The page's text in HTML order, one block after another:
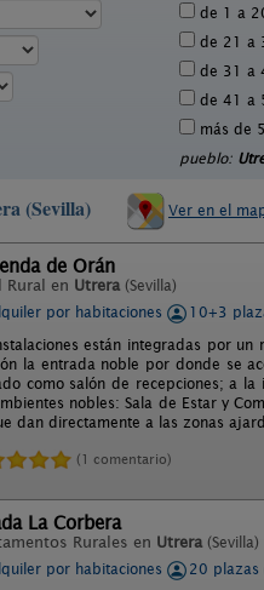
de 1 a
de 21 a
de 31 a
de 41 a
más de
pueblo:
(Sevilla) Ver en el
de Orán
Rural en Utrera (Sevilla)
por habitaciones
10+3
están integradas por
la entrada noble por donde se
como salón de recepciones; a
nobles: Sala de Estar y
dan directamente a las zonas
(1 comentario)
La Corbera
Rurales en Utrera (Sevilla)
por habitaciones
20 plazas